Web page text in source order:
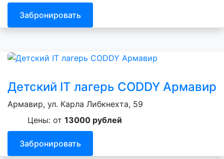
Забронировать
Детский IT лагерь CODDY Армавир
Армавир, ул. Карла Либкнехта, 59
Цены: от 13000 рублей
Забронировать